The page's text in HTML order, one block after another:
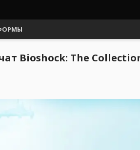
Bioshock: The